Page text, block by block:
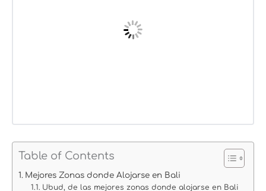
Table of Contents
Mejores Zonas donde Alojarse en Bali
Ubud, de las mejores zonas donde alojarse en Bali